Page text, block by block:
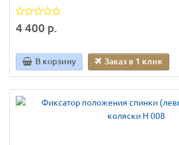
4 400 р.
В корзину Заказ в 1 клик